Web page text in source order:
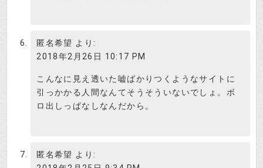
詐欺サイトにつかわれたらこの娘も
匿名希望 より:
2018年2月26日 10:17 PM
こんなに見え透いた嘘ばかりつくようなサイトに
引っかかる人間なんてそうそういないでしょ。ボ
ロ出しっぱなしなんだから。
匿名希望 より: